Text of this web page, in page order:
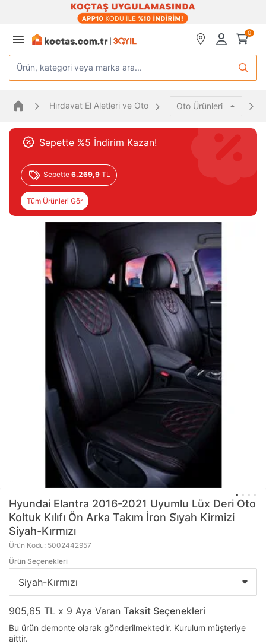
0
Ürün, kategori veya marka ara...
Hırdavat El Aletleri ve Oto Oto Ürünleri
Sepette %5 İndirim Kazan!
Sepette 6.269,9 TL
Tüm Ürünleri Gör
Hyundai Elantra 2016-2021 Uyumlu Lüx Deri Oto
Koltuk Kılıfı Ön Arka Takım İron Si̇yah Kirmizi
Siyah-Kırmızı
Ürün Kodu: 5002442957
Ürün Seçenekleri
905,65 TL x 9 Aya Varan Taksit Seçenekleri
Bu ürün demonte olarak gönderilmektedir. Kurulum müşteriye
aittir.